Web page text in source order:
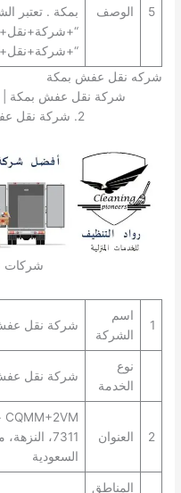
5 الوصف
بمكة . تعتبر
شركه نقل عفش بمكة
شركة نقل عفش بمكة |
2. شركة نقل عفش بمكه الوسام الذهبى
شركات
1
اسم
الشركة
شركة نقل عفش
نوع
الخدمة
شركة نقل
2 العنوان
السعودية
المناطق